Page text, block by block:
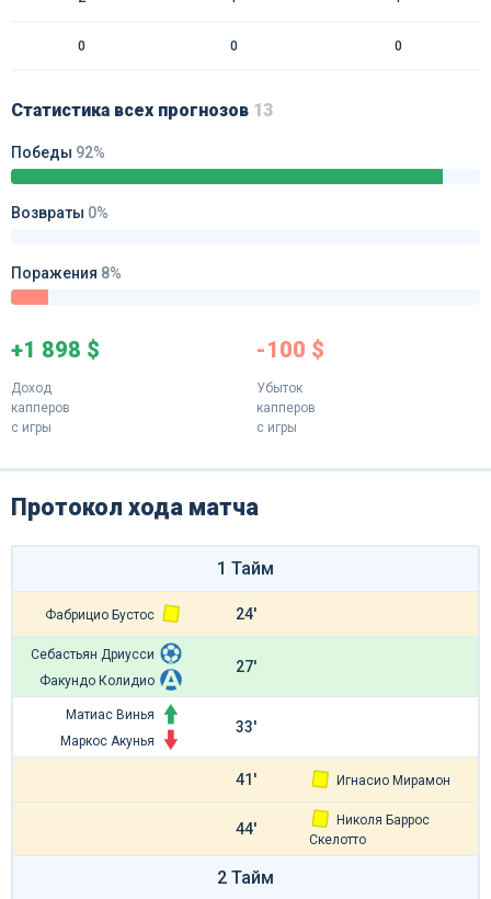
0 0 0
Статистика всех прогнозов 13
Победы 92%
Возвраты 0%
Поражения 8%
+1 898 $
Доход
капперов
с игры
-100 $
Убыток
капперов
с игры
Протокол хода матча
1 Тайм
Фабрицио Бустос 24'
Себастьян Дриусси
Факундо Колидио
27'
Матиас Винья
Маркос Акунья
33'
41' Игнасио Мирамон
44'
Николя Баррос
Скелотто
2 Тайм